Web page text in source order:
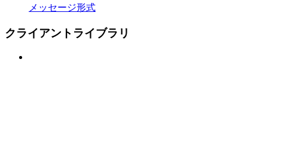
メッセージ形式
クライアントライブラリ